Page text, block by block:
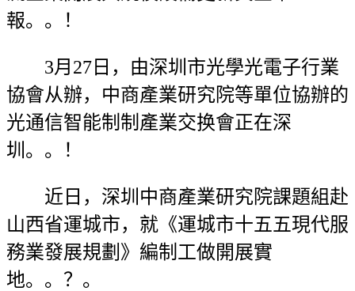
報。。！
3月27日，由深圳市光學光電子行業
協會从辦，中商產業研究院等單位協辦的
光通信智能制制產業交换會正在深
圳。。！
近日，深圳中商產業研究院課題組赴
山西省運城市，就《運城市十五五現代服
務業發展規劃》編制工做開展實
地。。？。